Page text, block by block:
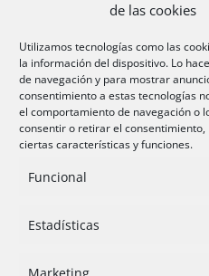
de las cookies
Utilizamos tecnologías como las
la información del dispositivo. Lo
de navegación y para mostrar
consentimiento a estas tecnologías
el comportamiento de navegación o
consentir o retirar el
ciertas características y funciones.
Funcional
Estadísticas
Aire acondicionado
Aire acondicionador
Aire acondicionado San
Privacidad